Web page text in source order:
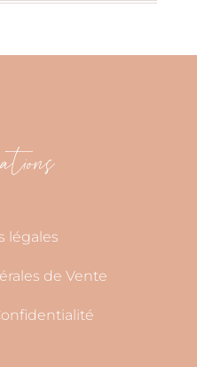
légales
de Vente